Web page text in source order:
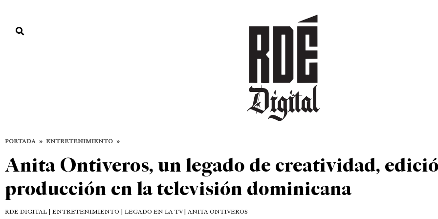
DEPORTES CULTURA ENTRETENIMIENTO
PORTADA » ENTRETENIMIENTO »
Anita Ontiveros, un legado de creatividad,
producción en la televisión dominicana
RDE DIGITAL | ENTRETENIMIENTO | LEGADO EN LA TV | ANITA ONTIVEROS